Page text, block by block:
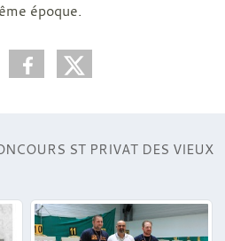
époque.
ST PRIVAT DES VIEUX